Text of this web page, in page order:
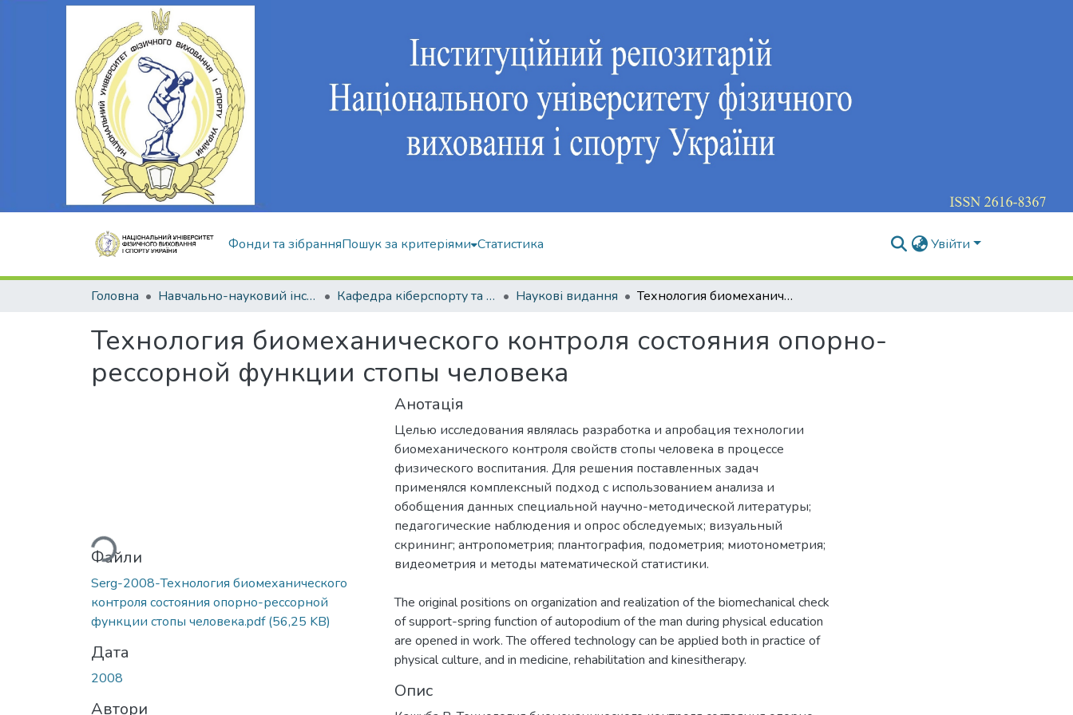
Фонди та зібранняПошук за критеріями Статистика Увійти
Головна Навчально-науковий інститут здоров'я, реабілітації та фізичного виховання Кафедра кіберспорту та інформаційних технологій Наукові видання Технология биомеханического контроля состояния опорно-рессорной функции стопы человека
Технология биомеханического контроля состояния опорно-
рессорной функции стопы человека
Вантажиться...
Файли
Serg-2008-Технология биомеханического
контроля состояния опорно-рессорной
функции стопы человека.pdf(56,25 KB)
Дата
2008
Автори
Анотація
Целью исследования являлась разработка и апробация технологии
биомеханического контроля свойств стопы человека в процессе
физического воспитания. Для решения поставленных задач
применялся комплексный подход с использованием анализа и
обобщения данных специальной научно-методической литературы;
педагогические наблюдения и опрос обследуемых; визуальный
скрининг; антропометрия; плантография, подометрия; миотонометрия;
видеометрия и методы математической статистики.
The original positions on organization and realization of the biomechanical check
of support-spring function of autopodium of the man during physical education
are opened in work. The offered technology can be applied both in practice of
physical culture, and in medicine, rehabilitation and kinesitherapy.
Опис